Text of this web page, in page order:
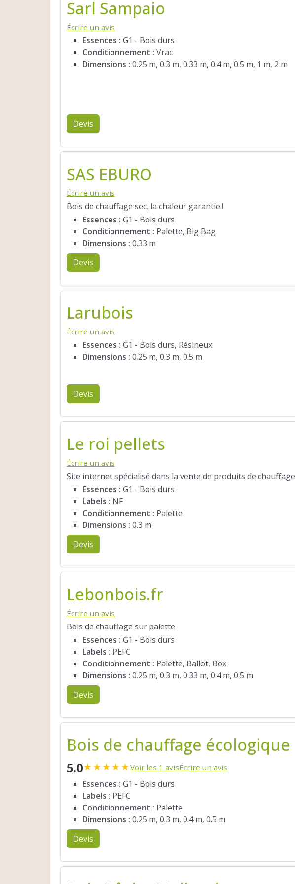
Sarl Sampaio
Écrire un avis
Essences : G1 - Bois durs
Conditionnement : Vrac
Dimensions : 0.25 m, 0.3 m, 0.33 m, 0.4 m, 0.5 m, 1 m, 2 m
Devis
SAS EBURO
Écrire un avis
Bois de chauffage sec, la chaleur garantie !
Essences : G1 - Bois durs
Conditionnement : Palette, Big Bag
Dimensions : 0.33 m
Devis
Larubois
Écrire un avis
Essences : G1 - Bois durs, Résineux
Dimensions : 0.25 m, 0.3 m, 0.5 m
Devis
Le roi pellets
Écrire un avis
Site internet spécialisé dans la vente de produits de chauffage
Essences : G1 - Bois durs
Labels : NF
Conditionnement : Palette
Dimensions : 0.3 m
Devis
Lebonbois.fr
Écrire un avis
Bois de chauffage sur palette
Essences : G1 - Bois durs
Labels : PEFC
Conditionnement : Palette, Ballot, Box
Dimensions : 0.25 m, 0.3 m, 0.33 m, 0.4 m, 0.5 m
Devis
Bois de chauffage écologique
5.0★★★★★Voir les 1 avisÉcrire un avis
Essences : G1 - Bois durs
Labels : PEFC
Conditionnement : Palette
Dimensions : 0.25 m, 0.3 m, 0.4 m, 0.5 m
Devis